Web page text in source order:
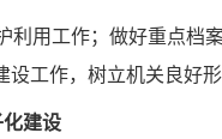
利用工作；做好重点档
设工作，树立机关良好
建设